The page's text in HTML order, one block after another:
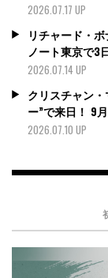
2026.07.17 UP
リチャード・
ノート東京で3
2026.07.14 UP
クリスチャン
ー”で来日！ 9
2026.07.10 UP